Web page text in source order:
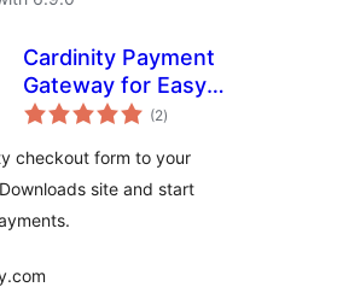
Cardinity Payment
Gateway for Easy
Digital Downloads
(2total
ratings
)
checkout form to your
site and start